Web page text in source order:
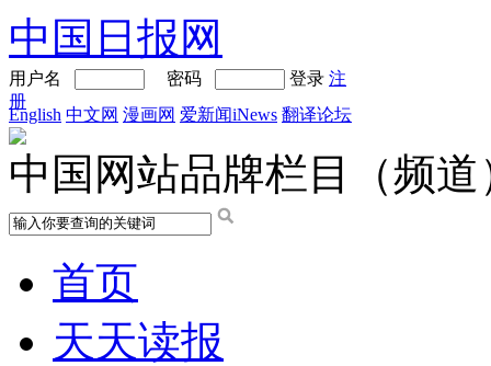
中国日报网
用户名 密码 登录 注
册
English 中文网 漫画网 爱新闻iNews 翻译论坛
中国网站品牌栏目（频道
首页
天天读报